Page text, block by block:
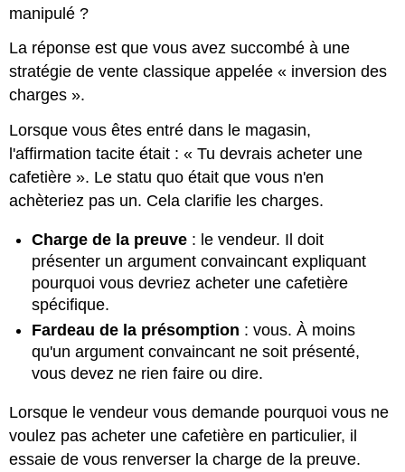
manipulé ?
La réponse est que vous avez succombé à une
stratégie de vente classique appelée « inversion des
charges ».
Lorsque vous êtes entré dans le magasin,
l'affirmation tacite était : « Tu devrais acheter une
cafetière ». Le statu quo était que vous n'en
achèteriez pas un. Cela clarifie les charges.
Charge de la preuve : le vendeur. Il doit
présenter un argument convaincant expliquant
pourquoi vous devriez acheter une cafetière
spécifique.
Fardeau de la présomption : vous. À moins
qu'un argument convaincant ne soit présenté,
vous devez ne rien faire ou dire.
Lorsque le vendeur vous demande pourquoi vous ne
voulez pas acheter une cafetière en particulier, il
essaie de vous renverser la charge de la preuve.